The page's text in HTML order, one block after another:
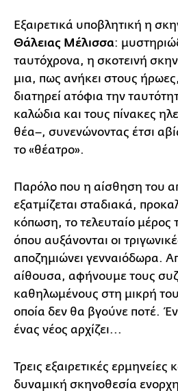
Εξαιρετικά υποβλητική η
Θάλειας Μέλισσα:
ταυτόχρονα, η σκοτεινή
μια, πως ανήκει στους
διατηρεί ατόφια την
καλώδια και τους πίνακες
θέα–, συνενώνοντας έτσι
το «θέατρο».
Παρόλο που η αίσθηση του
εξατμίζεται σταδιακά,
κόπωση, το τελευταίο μέρος
όπου αυξάνονται οι
αποζημιώνει γενναιόδωρα.
αίθουσα, αφήνουμε τους
καθηλωμένους στη μικρή
οποία δεν θα βγούνε ποτέ.
ένας νέος αρχίζει...
Τρεις εξαιρετικές ερμηνείες
δυναμική σκηνοθεσία